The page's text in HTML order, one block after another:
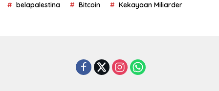
belapalestina Bitcoin Kekayaan Miliarder